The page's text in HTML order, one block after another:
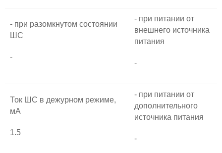
- при разомкнутом состоянии
ШС
-
- при питании от
внешнего источника
питания
-
Ток ШС в дежурном режиме,
мА
1.5
- при питании от
дополнительного
источника питания
-